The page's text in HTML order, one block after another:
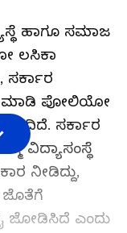
ಹಾಗೂ ಸಮಾಜ
ಲಸಿಕಾ
ಮಾಡಿ ಪೋಲಿಯೋ
ಸರ್ಕಾರ
ವಿದ್ಯಾಸಂಸ್ಥೆ
ನೀಡಿದ್ದು,
ಜೋಡಿಸಿದೆ ಎಂದು